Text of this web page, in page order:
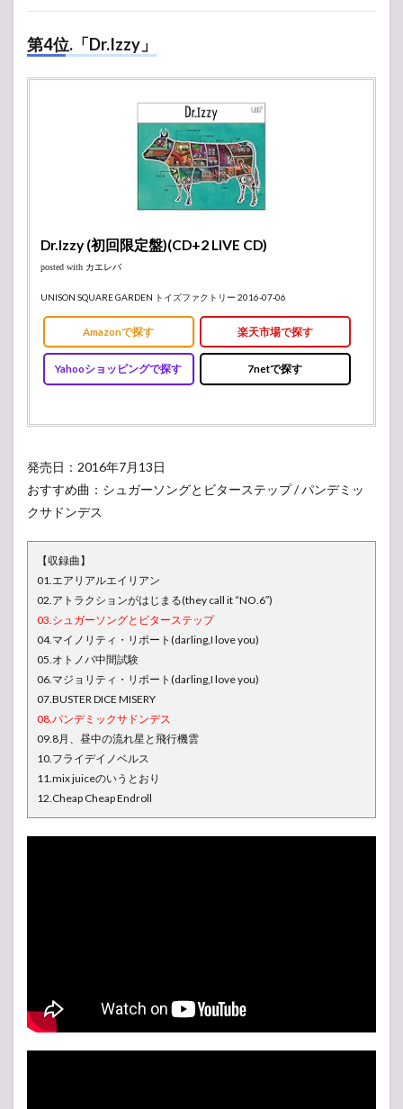
第4位.「Dr.Izzy」
Dr.Izzy (初回限定盤)(CD+2 LIVE CD)
posted with カエレバ
UNISON SQUARE GARDEN トイズファクトリー 2016-07-06
Amazonで探す 楽天市場で探す
Yahooショッピングで探す 7netで探す
発売日：2016年7月13日
おすすめ曲：シュガーソングとビターステップ / パンデミッ
クサドンデス
【収録曲】
01.エアリアルエイリアン
02.アトラクションがはじまる(they call it “NO.6″)
03.シュガーソングとビターステップ
04.マイノリティ・リポート(darling,I love you)
05.オトノバ中間試験
06.マジョリティ・リポート(darling,I love you)
07.BUSTER DICE MISERY
08.パンデミックサドンデス
09.8月、昼中の流れ星と飛行機雲
10.フライデイノベルス
11.mix juiceのいうとおり
12.Cheap Cheap Endroll